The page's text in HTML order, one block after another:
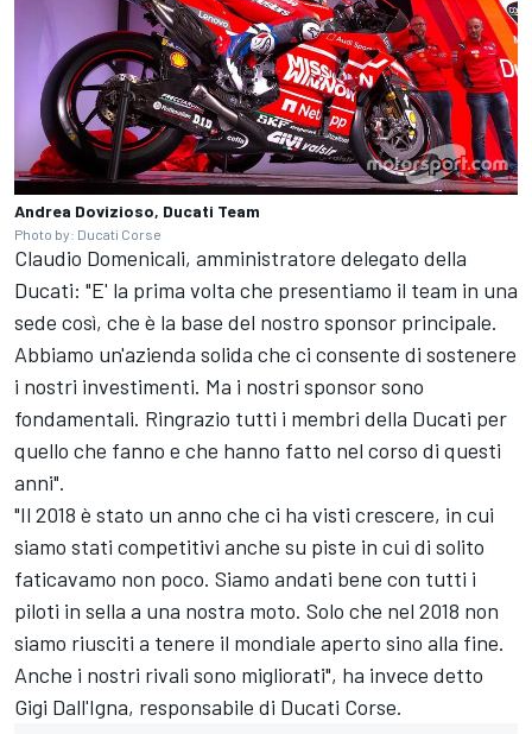
Andrea Dovizioso, Ducati Team
Photo by: Ducati Corse
Claudio Domenicali, amministratore delegato della
Ducati: "E' la prima volta che presentiamo il team in una
sede così, che è la base del nostro sponsor principale.
Abbiamo un'azienda solida che ci consente di sostenere
i nostri investimenti. Ma i nostri sponsor sono
fondamentali. Ringrazio tutti i membri della Ducati per
quello che fanno e che hanno fatto nel corso di questi
anni".
"Il 2018 è stato un anno che ci ha visti crescere, in cui
siamo stati competitivi anche su piste in cui di solito
faticavamo non poco. Siamo andati bene con tutti i
piloti in sella a una nostra moto. Solo che nel 2018 non
siamo riusciti a tenere il mondiale aperto sino alla fine.
Anche i nostri rivali sono migliorati", ha invece detto
Gigi Dall'Igna, responsabile di Ducati Corse.